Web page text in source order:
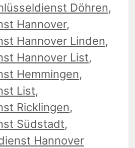
Döhren,
Hannover,
Hannover Linden,
Hannover List,
Hemmingen,
List,
Ricklingen,
Südstadt,
Hannover